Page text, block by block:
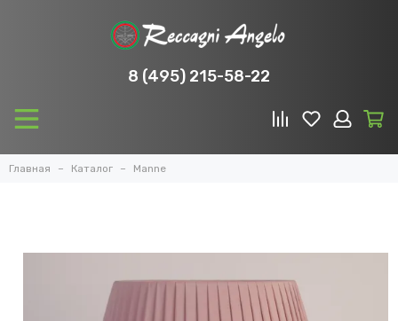
8 (495) 215-58-22
Главная Каталог Manne